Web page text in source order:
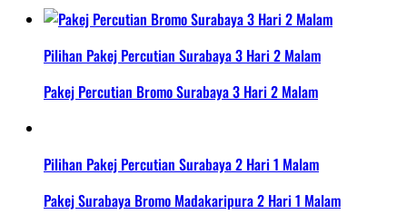
Pilihan Pakej Percutian Surabaya 3 Hari 2 Malam
Pakej Percutian Bromo Surabaya 3 Hari 2 Malam
Pilihan Pakej Percutian Surabaya 2 Hari 1 Malam
Pakej Surabaya Bromo Madakaripura 2 Hari 1 Malam